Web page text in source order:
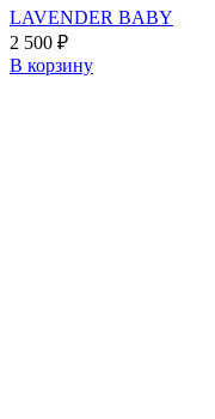
LAVENDER BABY
2 500 ₽
В корзину